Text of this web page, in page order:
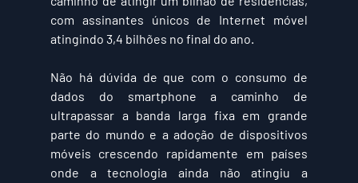
com assinantes únicos de Internet móvel
atingindo 3,4 bilhões no final do ano.
Não há dúvida de que com o consumo de
dados do smartphone a caminho de
ultrapassar a banda larga fixa em grande
parte do mundo e a adoção de dispositivos
móveis crescendo rapidamente em países
onde a tecnologia ainda não atingiu a